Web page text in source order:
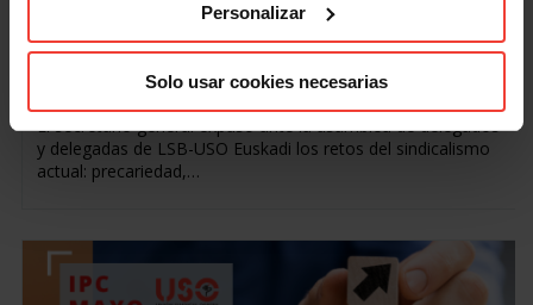
Personalizar
Solo usar cookies necesarias
Pérez participa en la asamblea de LSB-USO
El secretario general expuso ante la asamblea de delegados
y delegadas de LSB-USO Euskadi los retos del sindicalismo
actual: precariedad,…